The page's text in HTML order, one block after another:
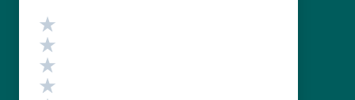
Valutazione